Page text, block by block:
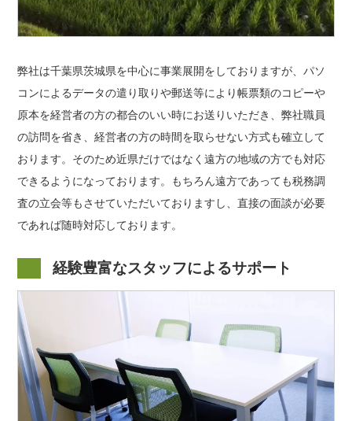
弊社は千葉県茨城県を中心に事業展開をしておりますが、パソ
コンによるデータの遣り取りや郵送等により帳票類のコピーや
原本を経営者の方の都合のいい時にお送りいただき、弊社職員
の訪問を省き、経営者の方の時間を取らせない方式も確立して
おります。そのため近県だけではなく遠方の地域の方でも対応
できるようになっております。もちろん遠方であっても税務調
査の立会等もさせていただいておりますし、直接の面談が必要
であれば随時対応しております。
経験豊富なスタッフによるサポート